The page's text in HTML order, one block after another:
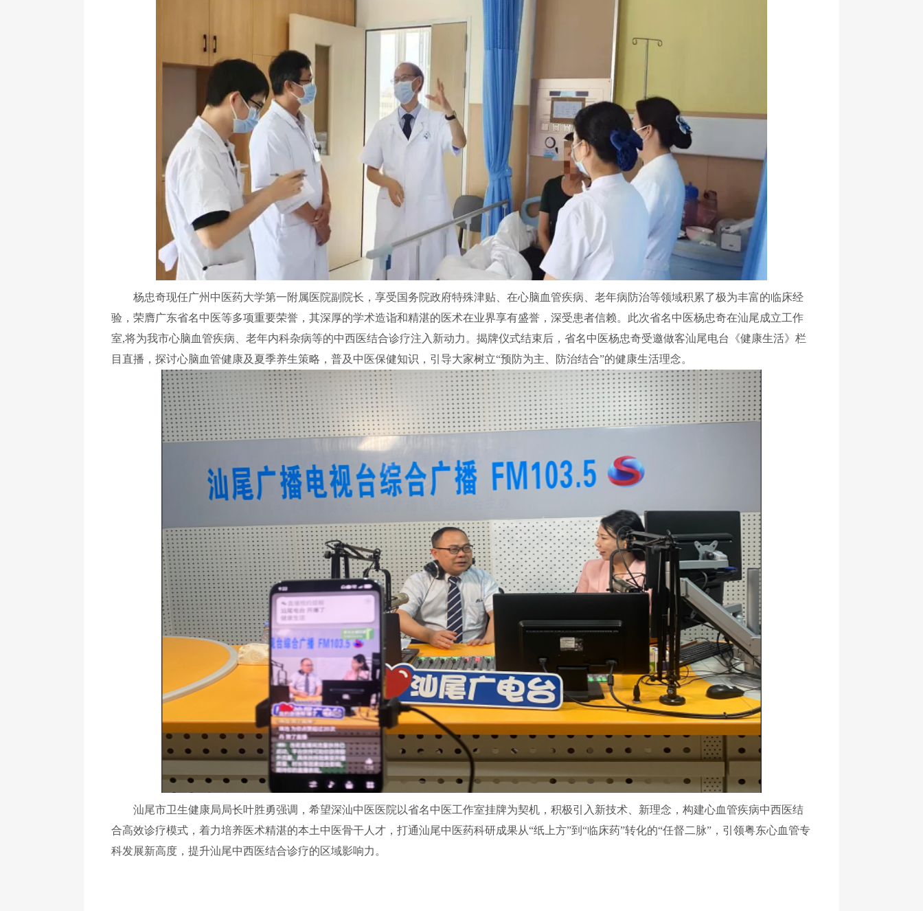
杨忠奇现任广州中医药大学第一附属医院副院长，享受国务院政府特殊津贴、在心脑血管疾病、老年病防治等领域积累了极为丰富的临床经
验，荣膺广东省名中医等多项重要荣誉，其深厚的学术造诣和精湛的医术在业界享有盛誉，深受患者信赖。 此次省名中医杨忠奇在汕尾成立工作
室,将为我市心脑血管疾病、老年内科杂病等的中西医结合诊疗注入新动力。揭牌仪式结束后，省名中医杨忠奇受邀做客汕尾电台《健康生活》栏
目直播，探讨心脑血管健康及夏季养生策略，普及中医保健知识，引导大家树立“预防为主、防治结合”的健康生活理念。
汕尾市卫生健康局局长叶胜勇强调，希望深汕中医医院以省名中医工作室挂牌为契机，积极引入新技术、 新理念，构建心血管疾病中西医结
合高效诊疗模式，着力培养医术精湛的本土中医骨干人才，打通汕尾中医药科研成果从“纸上方”到 “临床药”转化的“任督二脉” ，引领粤东心血管专
科发展新高度，提升汕尾中西医结合诊疗的区域影响力。